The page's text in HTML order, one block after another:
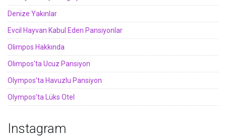
Denize Yakınlar
Evcil Hayvan Kabul Eden Pansiyonlar
Olimpos Hakkında
Olimpos'ta Ucuz Pansiyon
Olympos'ta Havuzlu Pansiyon
Olympos'ta Lüks Otel
Instagram